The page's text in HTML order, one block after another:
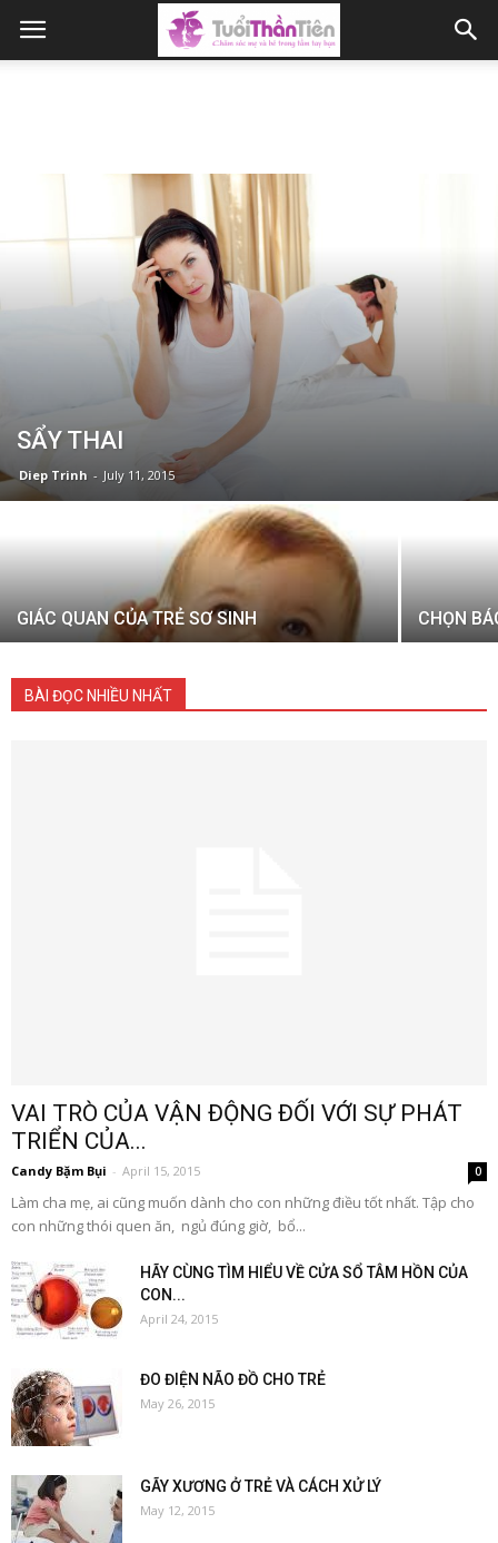
SẨY THAI
Diep Trinh - July 11, 2015
GIÁC QUAN CỦA TRẺ SƠ SINH CHỌN
BÀI ĐỌC NHIỀU NHẤT
VAI TRÒ CỦA VẬN ĐỘNG ĐỐI VỚI SỰ PHÁT
TRIỂN CỦA...
Candy Bặm Bụi - April 15, 2015 0
Làm cha mẹ, ai cũng muốn dành cho con những điều tốt nhất. Tập cho
con những thói quen ăn, ngủ đúng giờ, bổ...
HÃY CÙNG TÌM HIỂU VỀ CỬA SỔ TÂM HỒN CỦA
CON...
April 24, 2015
ĐO ĐIỆN NÃO ĐỒ CHO TRẺ
May 26, 2015
GÃY XƯƠNG Ở TRẺ VÀ CÁCH XỬ LÝ
May 12, 2015